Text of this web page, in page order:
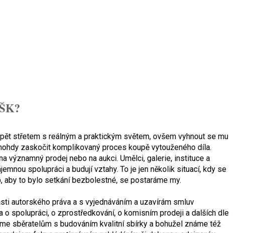
střetem s reálným a praktickým světem, ovšem vyhnout se mu
zaskočit komplikovaný proces koupě vytouženého díla.
významný prodej nebo na aukci. Umělci, galerie, instituce a
spolupráci a budují vztahy. To je jen několik situací, kdy se
aby to bylo setkání bezbolestné, se postaráme my.
autorského práva a s vyjednáváním a uzavírám smluv
o spolupráci, o zprostředkování, o komisním prodeji a dalších dle
sběratelům s budováním kvalitní sbírky a bohužel známe též